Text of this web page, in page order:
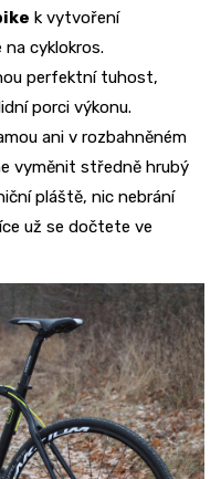
k vytvoření
cyklokros.
perfektní tuhost,
porci výkonu.
ani v rozbahněném
vyměnit středně hrubý
pláště, nic nebrání
už se dočtete ve